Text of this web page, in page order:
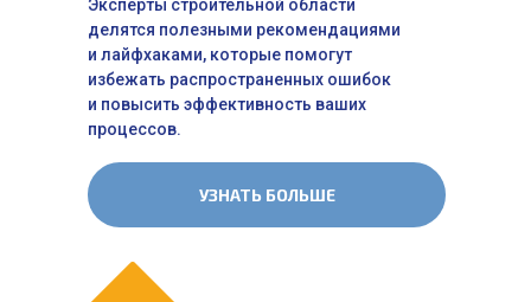
Эксперты строительной области
делятся полезными рекомендациями
и лайфхаками, которые помогут
избежать распространенных ошибок
и повысить эффективность ваших
процессов.
УЗНАТЬ БОЛЬШЕ